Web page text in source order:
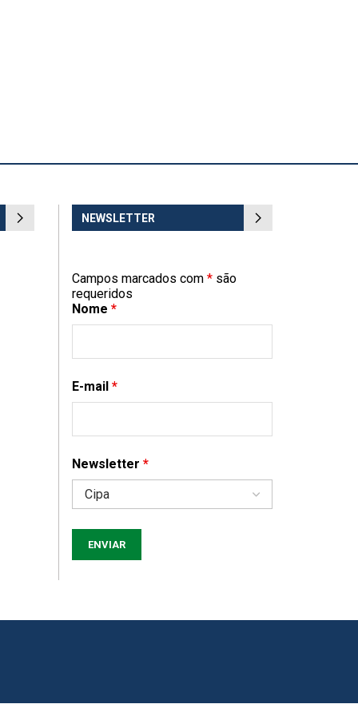
NEWSLETTER
Campos marcados com *são
requeridos
Nome *
E-mail *
Newsletter *